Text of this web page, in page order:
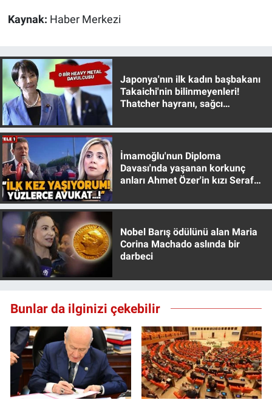
Kaynak: Haber Merkezi
Japonya'nın ilk kadın başbakanı
Takaichi'nin bilinmeyenleri!
Thatcher hayranı, sağcı
İmamoğlu'nun Diploma
Davası'nda yaşanan korkunç
anları Ahmet Özer'in kızı Seraf
Nobel Barış ödülünü alan Maria
Corina Machado aslında bir
darbeci
Bunlar da ilginizi çekebilir